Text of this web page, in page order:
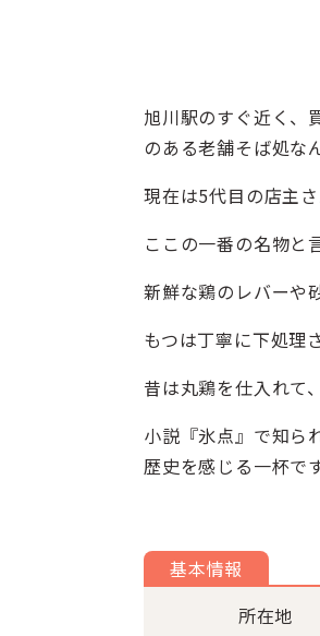
旭川駅のすぐ近く、
のある老舗そば処な
現在は5代目の店主
ここの一番の名物と
新鮮な鶏のレバーや
もつは丁寧に下処理
昔は丸鶏を仕入れて
小説『氷点』で知ら
歴史を感じる一杯で
基本情報
所在地